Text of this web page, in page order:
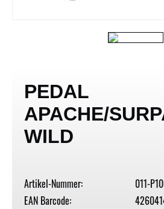
PEDAL
APACHE/
WILD
Artikel-Nummer:
011-
EAN Barcode: